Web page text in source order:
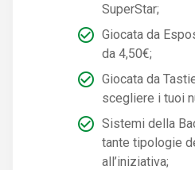
SuperStar;
Giocata da
da 4,50€;
Giocata da
scegliere i tuoi
Sistemi della
tante tipologie
all’iniziativa;